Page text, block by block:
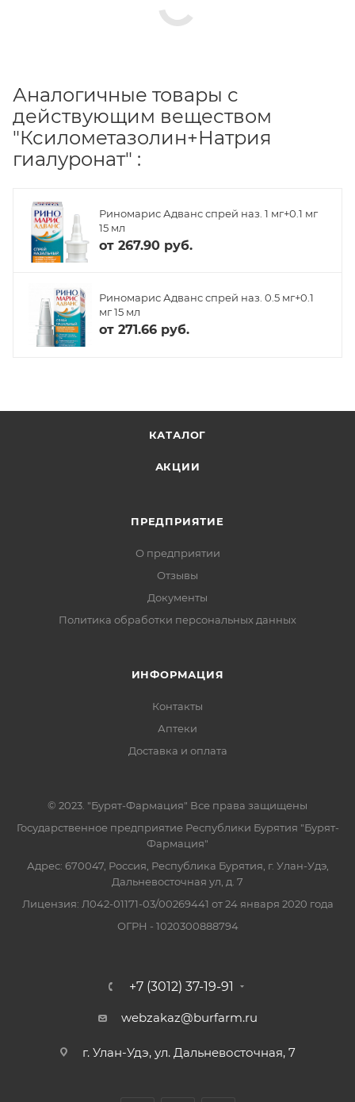
Аналогичные товары с
действующим веществом
"Ксилометазолин+Натрия
гиалуронат" :
Риномарис Адванс спрей наз. 1 мг+0.1 мг
15 мл
от 267.90 руб.
Риномарис Адванс спрей наз. 0.5 мг+0.1
мг 15 мл
от 271.66 руб.
КАТАЛОГ
АКЦИИ
ПРЕДПРИЯТИЕ
О предприятии
Отзывы
Документы
Политика обработки персональных данных
ИНФОРМАЦИЯ
Контакты
Аптеки
Доставка и оплата
© 2023. "Бурят-Фармация" Все права защищены
Государственное предприятие Республики Бурятия "Бурят-
Фармация"
Адрес: 670047, Россия, Республика Бурятия, г. Улан-Удэ,
Дальневосточная ул, д. 7
Лицензия: Л042-01171-03/00269441 от 24 января 2020 года
ОГРН - 1020300888794
+7 (3012) 37-19-91
webzakaz@burfarm.ru
г. Улан-Удэ, ул. Дальневосточная, 7